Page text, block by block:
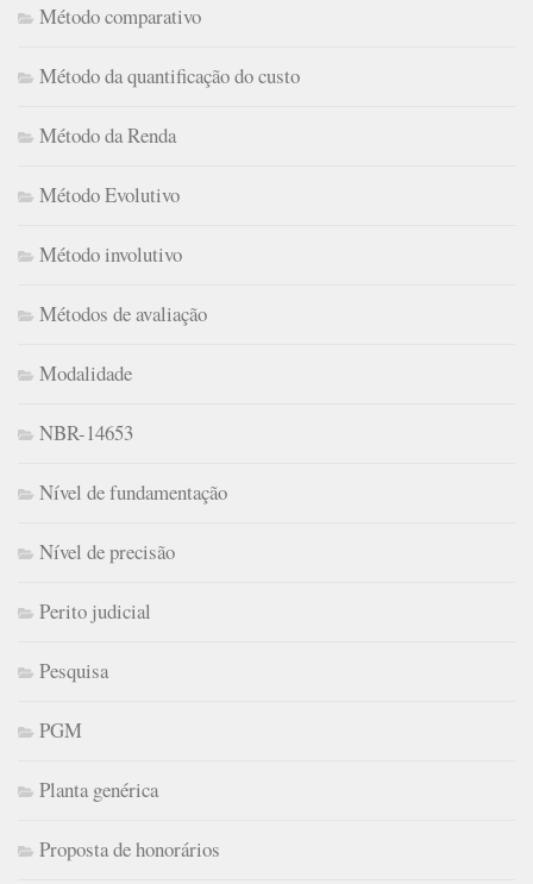
Método comparativo
Método da quantificação do custo
Método da Renda
Método Evolutivo
Método involutivo
Métodos de avaliação
Modalidade
NBR-14653
Nível de fundamentação
Nível de precisão
Perito judicial
Pesquisa
PGM
Planta genérica
Proposta de honorários